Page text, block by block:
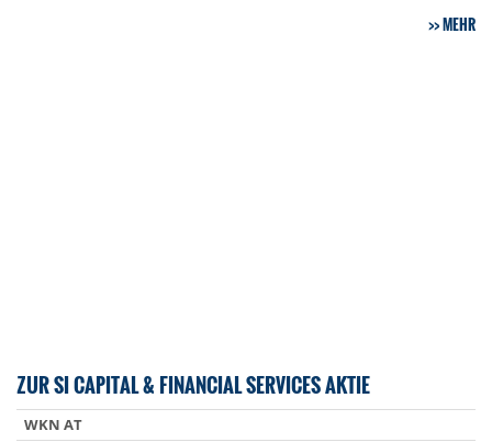
MEHR
ZUR SI CAPITAL & FINANCIAL SERVICES AKTIE
WKN AT